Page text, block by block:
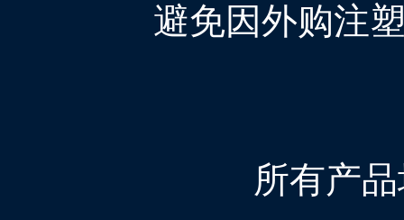
避免因外购注
所有产